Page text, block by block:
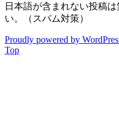
日本語が含まれない投稿
い。（スパム対策）
Proudly powered by
Top